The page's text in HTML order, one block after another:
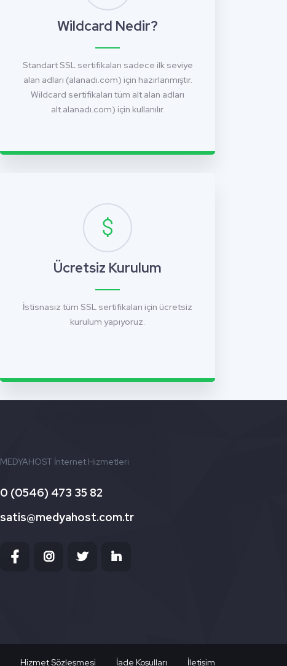
Wildcard Nedir?
Standart SSL sertifikaları sadece ilk seviye
alan adları (alanadı.com) için hazırlanmıştır.
Wildcard sertifikaları tüm alt alan adları
alt.alanadı.com) için kullanılır.
Ücretsiz Kurulum
İstisnasız tüm SSL sertifikaları için ücretsiz
kurulum yapıyoruz.
MEDYAHOST İnternet Hizmetleri
0 (0546) 473 35 82
satis@medyahost.com.tr
Hizmet Sözleşmesi İade Koşulları İletişim